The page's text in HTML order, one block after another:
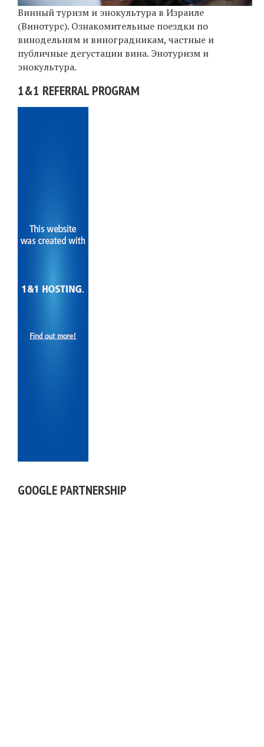
Винный туризм и энокультура в Израиле
(Винотурс). Ознакомительные поездки по
винодельням и виноградникам, частные и
публичные дегустации вина. Энотуризм и
энокультура.
1&1 REFERRAL PROGRAM
GOOGLE PARTNERSHIP